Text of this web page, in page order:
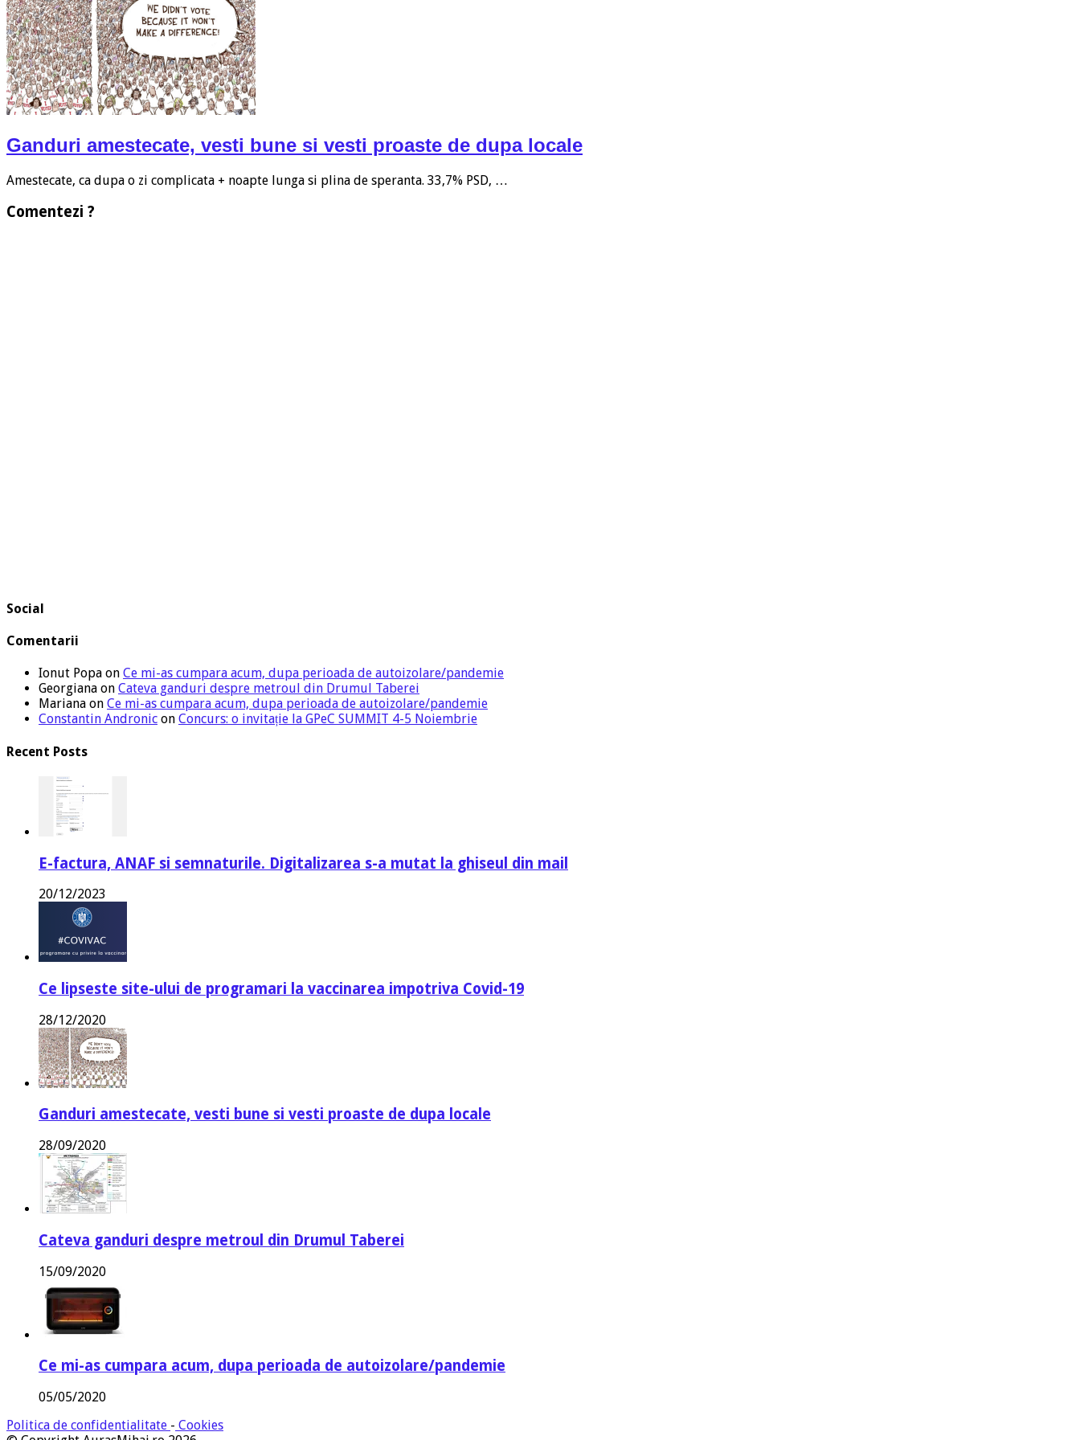
Ganduri amestecate, vesti bune si vesti proaste de dupa locale
Amestecate, ca dupa o zi complicata + noapte lunga si plina de speranta. 33,7% PSD, …
Comentezi ?
Social
Comentarii
Ionut Popa on Ce mi-as cumpara acum, dupa perioada de autoizolare/pandemie
Georgiana on Cateva ganduri despre metroul din Drumul Taberei
Mariana on Ce mi-as cumpara acum, dupa perioada de autoizolare/pandemie
Constantin Andronic on Concurs: o invitație la GPeC SUMMIT 4-5 Noiembrie
Recent Posts
E-factura, ANAF si semnaturile. Digitalizarea s-a mutat la ghiseul din mail
20/12/2023
Ce lipseste site-ului de programari la vaccinarea impotriva Covid-19
28/12/2020
Ganduri amestecate, vesti bune si vesti proaste de dupa locale
28/09/2020
Cateva ganduri despre metroul din Drumul Taberei
15/09/2020
Ce mi-as cumpara acum, dupa perioada de autoizolare/pandemie
05/05/2020
Politica de confidentialitate - Cookies